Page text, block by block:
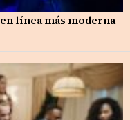
línea más moderna